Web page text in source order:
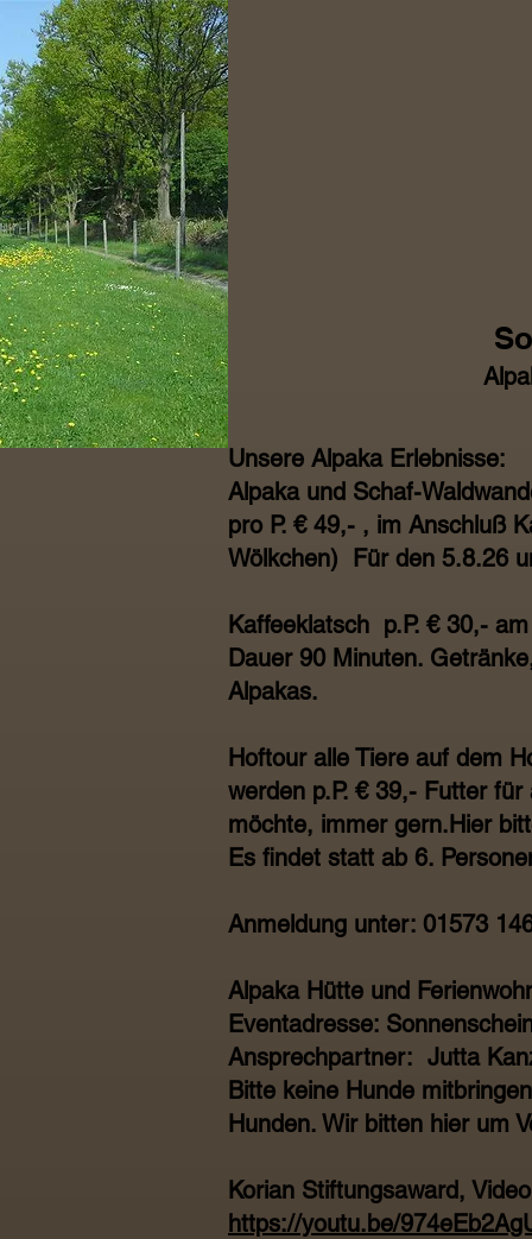
Unsere Alpaka Erlebnisse:
Alpaka und Schaf-
pro P. € 49,- , im Anschluß
Wölkchen) Für den 5.8.26
Kaffeeklatsch p.P. € 30,-
Dauer 90 Minuten.
Alpakas.
Hoftour alle Tiere auf dem
werden p.P. € 39,- Futter
möchte, immer gern.Hier
Es findet statt ab 6.
Anmeldung unter: 01573
Alpaka Hütte und
Eventadresse:
Ansprechpartner: Jutta
Bitte keine Hunde
Hunden. Wir bitten hier um
Korian Stiftungsaward,
https://youtu.be/